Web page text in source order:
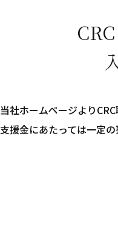
当社ホームページより
支援金にあたっては一定